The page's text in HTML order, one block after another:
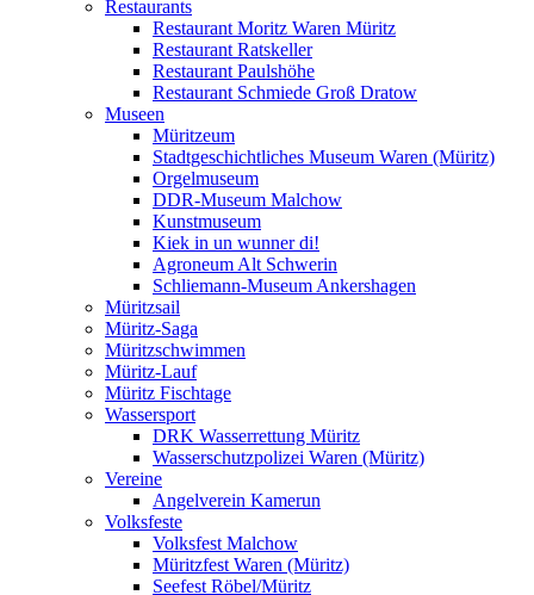
Restaurants
Restaurant Moritz Waren Müritz
Restaurant Ratskeller
Restaurant Paulshöhe
Restaurant Schmiede Groß Dratow
Museen
Müritzeum
Stadtgeschichtliches Museum Waren (Müritz)
Orgelmuseum
DDR-Museum Malchow
Kunstmuseum
Kiek in un wunner di!
Agroneum Alt Schwerin
Schliemann-Museum Ankershagen
Müritzsail
Müritz-Saga
Müritzschwimmen
Müritz-Lauf
Müritz Fischtage
Wassersport
DRK Wasserrettung Müritz
Wasserschutzpolizei Waren (Müritz)
Vereine
Angelverein Kamerun
Volksfeste
Volksfest Malchow
Müritzfest Waren (Müritz)
Seefest Röbel/Müritz